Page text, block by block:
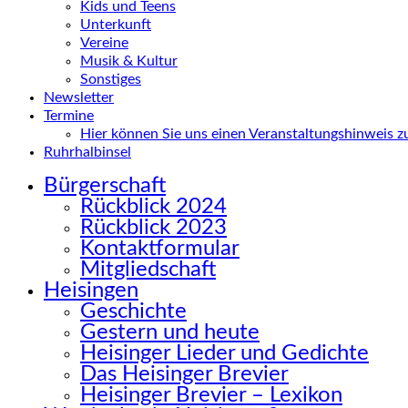
Kids und Teens
Unterkunft
Vereine
Musik & Kultur
Sonstiges
Newsletter
Termine
Hier können Sie uns einen Veranstaltungshinweis
Ruhrhalbinsel
Bürgerschaft
Rückblick 2024
Rückblick 2023
Kontaktformular
Mitgliedschaft
Heisingen
Geschichte
Gestern und heute
Heisinger Lieder und Gedichte
Das Heisinger Brevier
Heisinger Brevier – Lexikon